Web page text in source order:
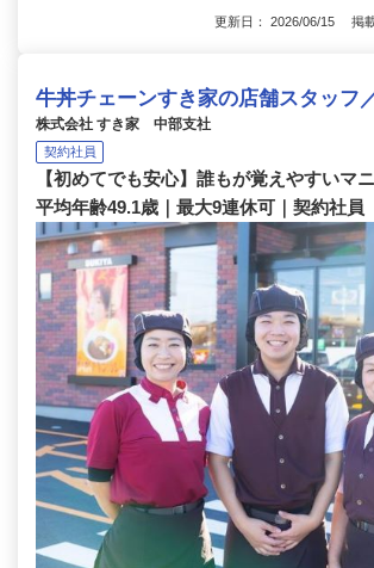
更新日： 2026/06/15 掲
牛丼チェーンすき家の店舗スタッフ
株式会社 すき家 中部支社
契約社員
【初めてでも安心】誰もが覚えやすいマ
平均年齢49.1歳｜最大9連休可｜契約社員